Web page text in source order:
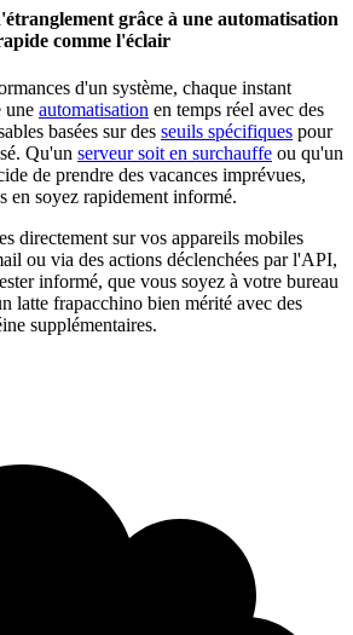
grâce à une automatisation
comme l'éclair
d'un système, chaque instant
une automatisation en temps réel avec des
basées sur des seuils spécifiques pour
Qu'un serveur soit en surchauffe ou qu'un
de prendre des vacances imprévues,
en soyez rapidement informé.
directement sur vos appareils mobiles
ou via des actions déclenchées par l'API,
informé, que vous soyez à votre bureau
latte frapacchino bien mérité avec des
supplémentaires.